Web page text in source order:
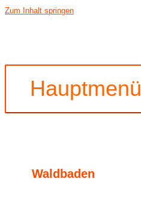
Zum Inhalt springen
Hauptmenü
Waldbaden